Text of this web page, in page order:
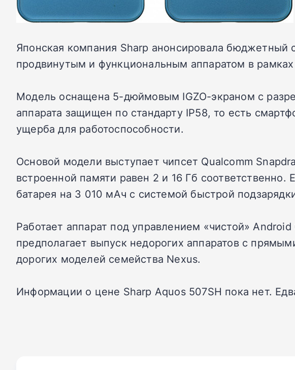
Японская компания Sharp анонсировала
продвинутым и функциональным аппаратом в
Модель оснащена 5-дюймовым IGZO-экраном с
аппарата защищен по стандарту IP58, то есть
ущерба для работоспособности.
Основой модели выступает чипсет Qualcomm
встроенной памяти равен 2 и 16 Гб
батарея на 3 010 мАч с системой быстрой
Работает аппарат под управлением «чистой»
предполагает выпуск недорогих аппаратов с
дорогих моделей семейства Nexus.
Информации о цене Sharp Aquos 507SH пока нет.